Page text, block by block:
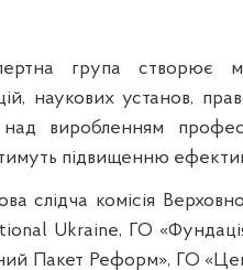
група створює
наукових установ,
виробленням
підвищенню
слідча комісія
Ukraine, ГО
Пакет Реформ», ГО